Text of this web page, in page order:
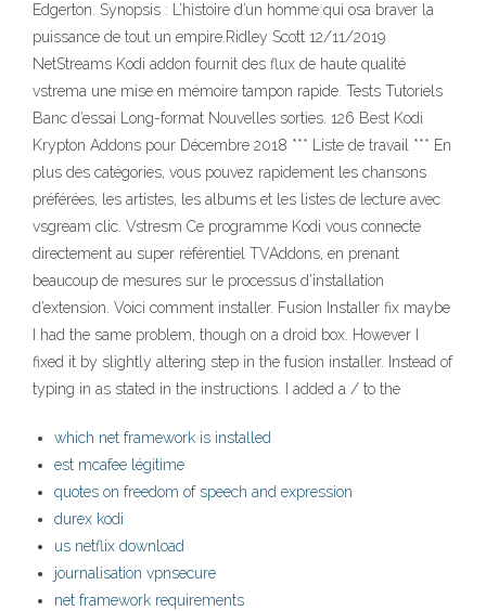
Edgerton. Synopsis : L’histoire d’un homme qui osa braver la
puissance de tout un empire.Ridley Scott 12/11/2019
NetStreams Kodi addon fournit des flux de haute qualité
vstrema une mise en mémoire tampon rapide. Tests Tutoriels
Banc d’essai Long-format Nouvelles sorties. 126 Best Kodi
Krypton Addons pour Décembre 2018 *** Liste de travail *** En
plus des catégories, vous pouvez rapidement les chansons
préférées, les artistes, les albums et les listes de lecture avec
vsgream clic. Vstresm Ce programme Kodi vous connecte
directement au super référentiel TVAddons, en prenant
beaucoup de mesures sur le processus d’installation
d’extension. Voici comment installer. Fusion Installer fix maybe
I had the same problem, though on a droid box. However I
fixed it by slightly altering step in the fusion installer. Instead of
typing in as stated in the instructions. I added a / to the
which net framework is installed
est mcafee légitime
quotes on freedom of speech and expression
durex kodi
us netflix download
journalisation vpnsecure
net framework requirements